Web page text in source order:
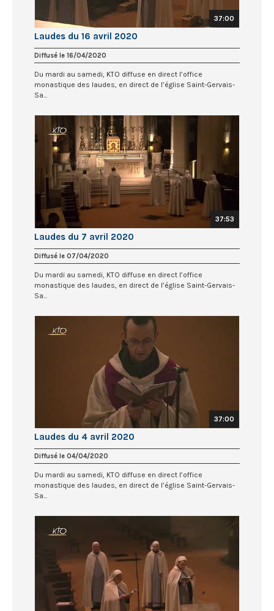
37:00
Laudes du 16 avril 2020
Diffusé le 16/04/2020
Du mardi au samedi, KTO diffuse en direct l’office
monastique des laudes, en direct de l’église Saint-Gervais-
Sa...
37:53
Laudes du 7 avril 2020
Diffusé le 07/04/2020
Du mardi au samedi, KTO diffuse en direct l’office
monastique des laudes, en direct de l’église Saint-Gervais-
Sa...
37:00
Laudes du 4 avril 2020
Diffusé le 04/04/2020
Du mardi au samedi, KTO diffuse en direct l’office
monastique des laudes, en direct de l’église Saint-Gervais-
Sa...